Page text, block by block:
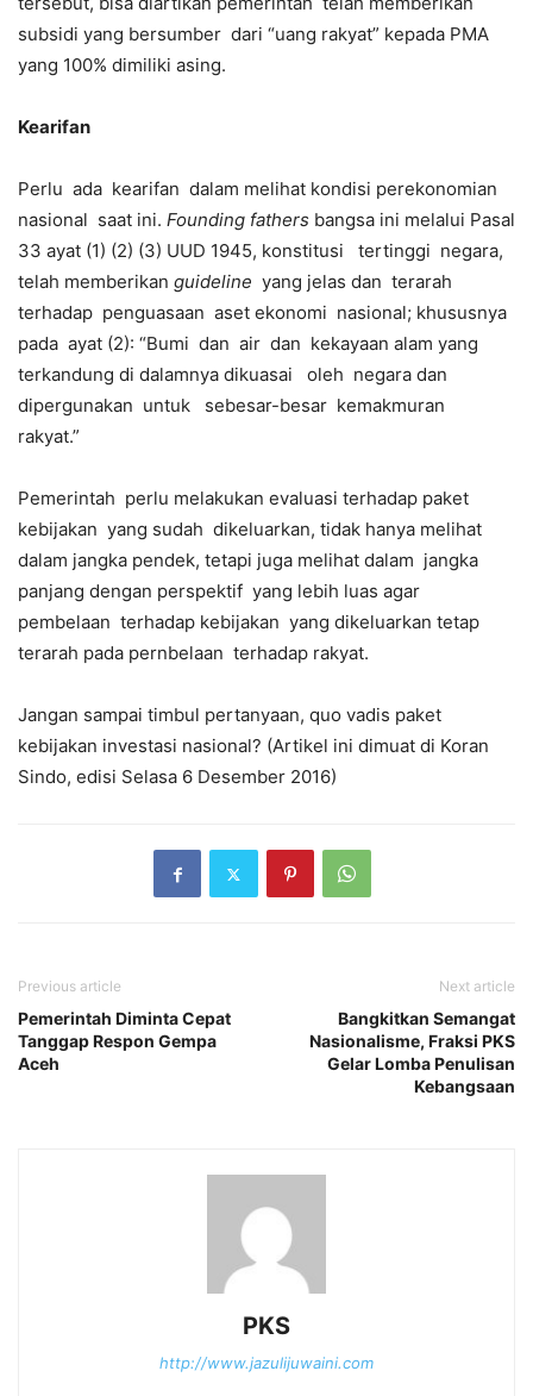
subsidi yang bersumber dari “uang rakyat” kepada PMA
yang 100% dimiliki asing.
Kearifan
Perlu ada kearifan dalam melihat kondisi perekonomian
nasional saat ini. Founding fathers bangsa ini melalui Pasal
33 ayat (1) (2) (3) UUD 1945, konstitusi tertinggi negara,
telah memberikan guideline yang jelas dan terarah
terhadap penguasaan aset ekonomi nasional; khususnya
pada ayat (2): “Bumi dan air dan kekayaan alam yang
terkandung di dalamnya dikuasai oleh negara dan
dipergunakan untuk sebesar-besar kemakmuran
rakyat.”
Pemerintah perlu melakukan evaluasi terhadap paket
kebijakan yang sudah dikeluarkan, tidak hanya melihat
dalam jangka pendek, tetapi juga melihat dalam jangka
panjang dengan perspektif yang lebih luas agar
pembelaan terhadap kebijakan yang dikeluarkan tetap
terarah pada pernbelaan terhadap rakyat.
Jangan sampai timbul pertanyaan, quo vadis paket
kebijakan investasi nasional? (Artikel ini dimuat di Koran
Sindo, edisi Selasa 6 Desember 2016)
Previous article
Pemerintah Diminta Cepat
Tanggap Respon Gempa
Aceh
Next article
Bangkitkan Semangat
Nasionalisme, Fraksi PKS
Gelar Lomba Penulisan
Kebangsaan
PKS
http://www.jazulijuwaini.com